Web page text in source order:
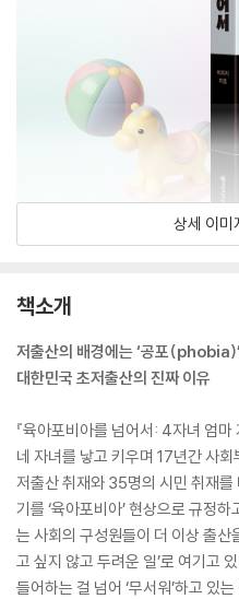
상세 이미
책소개
저출산의 배경에는 ‘공포
대한민국 초저출산의 진짜 이유
『육아포비아를 넘어서: 4자녀 엄
네 자녀를 낳고 키우며 17년간 사
저출산 취재와 35명의 시민 취재
기를 ‘육아포비아’ 현상으로 규정
는 사회의 구성원들이 더 이상 출산
고 싶지 않고 두려운 일’로 여기고
들어하는 걸 넘어 ‘무서워’하고 있